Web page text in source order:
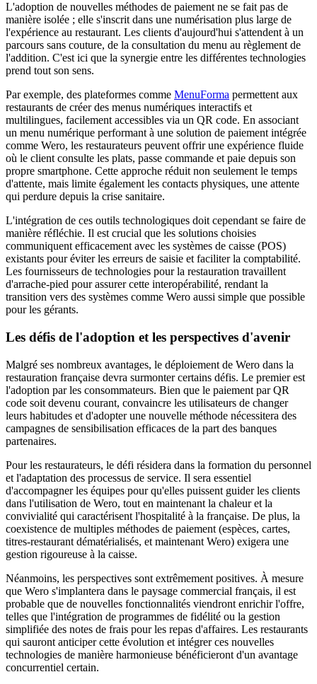
L'adoption de nouvelles méthodes de paiement ne se fait pas de
manière isolée ; elle s'inscrit dans une numérisation plus large de
l'expérience au restaurant. Les clients d'aujourd'hui s'attendent à un
parcours sans couture, de la consultation du menu au règlement de
l'addition. C'est ici que la synergie entre les différentes technologies
prend tout son sens.
Par exemple, des plateformes comme MenuForma permettent aux
restaurants de créer des menus numériques interactifs et
multilingues, facilement accessibles via un QR code. En associant
un menu numérique performant à une solution de paiement intégrée
comme Wero, les restaurateurs peuvent offrir une expérience fluide
où le client consulte les plats, passe commande et paie depuis son
propre smartphone. Cette approche réduit non seulement le temps
d'attente, mais limite également les contacts physiques, une attente
qui perdure depuis la crise sanitaire.
L'intégration de ces outils technologiques doit cependant se faire de
manière réfléchie. Il est crucial que les solutions choisies
communiquent efficacement avec les systèmes de caisse (POS)
existants pour éviter les erreurs de saisie et faciliter la comptabilité.
Les fournisseurs de technologies pour la restauration travaillent
d'arrache-pied pour assurer cette interopérabilité, rendant la
transition vers des systèmes comme Wero aussi simple que possible
pour les gérants.
Les défis de l'adoption et les perspectives d'avenir
Malgré ses nombreux avantages, le déploiement de Wero dans la
restauration française devra surmonter certains défis. Le premier est
l'adoption par les consommateurs. Bien que le paiement par QR
code soit devenu courant, convaincre les utilisateurs de changer
leurs habitudes et d'adopter une nouvelle méthode nécessitera des
campagnes de sensibilisation efficaces de la part des banques
partenaires.
Pour les restaurateurs, le défi résidera dans la formation du personnel
et l'adaptation des processus de service. Il sera essentiel
d'accompagner les équipes pour qu'elles puissent guider les clients
dans l'utilisation de Wero, tout en maintenant la chaleur et la
convivialité qui caractérisent l'hospitalité à la française. De plus, la
coexistence de multiples méthodes de paiement (espèces, cartes,
titres-restaurant dématérialisés, et maintenant Wero) exigera une
gestion rigoureuse à la caisse.
Néanmoins, les perspectives sont extrêmement positives. À mesure
que Wero s'implantera dans le paysage commercial français, il est
probable que de nouvelles fonctionnalités viendront enrichir l'offre,
telles que l'intégration de programmes de fidélité ou la gestion
simplifiée des notes de frais pour les repas d'affaires. Les restaurants
qui sauront anticiper cette évolution et intégrer ces nouvelles
technologies de manière harmonieuse bénéficieront d'un avantage
concurrentiel certain.